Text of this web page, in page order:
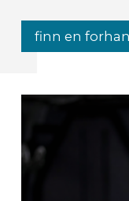
finn en